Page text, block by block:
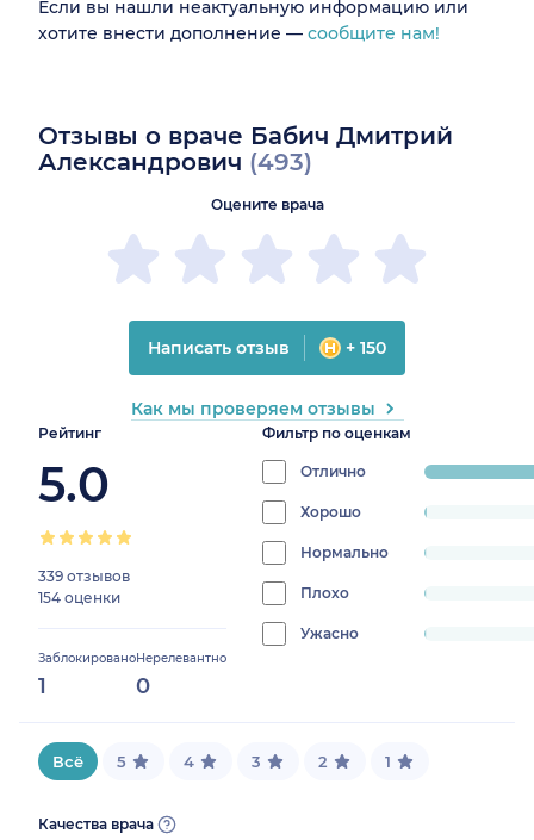
Если вы нашли неактуальную информацию или
хотите внести дополнение — сообщите нам!
Отзывы о враче Бабич Дмитрий
Александрович (493)
Рейтинг
5.0
339 отзывов
154 оценки
Заблокировано
1
Нерелевантно
0
Фильтр по оценкам
Отлично
progress:
Хорошо
0.6085192697768762%
Нормально
0.4056795131845842%
Плохо
progress:
0.4056795131845842%
Ужасно
0.4056795131845842%
Оцените врача
Написать отзыв + 150
Как мы проверяем отзывы
Всё 5 4 3 2 1
Качества врача